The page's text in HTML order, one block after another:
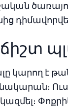
ճիշտ
կարող է